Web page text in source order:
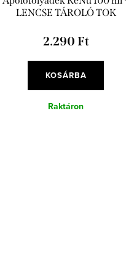
LENCSE TÁROLÓ TOK
2.290 Ft
KOSÁRBA
Raktáron